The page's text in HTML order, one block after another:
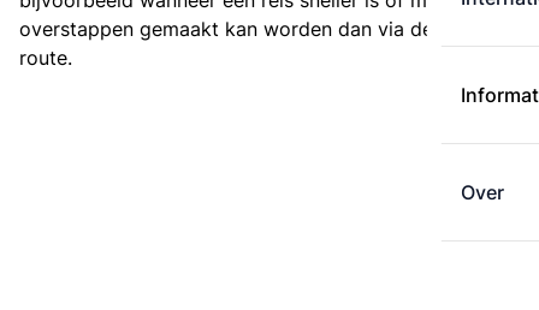
Over
overstappen gemaakt kan worden dan via de kortste
route.